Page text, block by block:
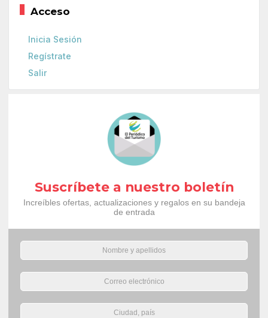
Acceso
Inicia Sesión
Regístrate
Salir
Suscríbete a nuestro boletín
Increíbles ofertas, actualizaciones y regalos en su bandeja
de entrada